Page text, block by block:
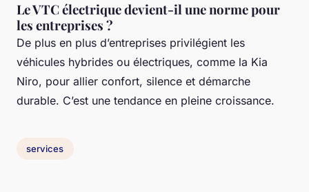
Le VTC électrique devient-il une norme pour
les entreprises ?
De plus en plus d’entreprises privilégient les
véhicules hybrides ou électriques, comme la Kia
Niro, pour allier confort, silence et démarche
durable. C’est une tendance en pleine croissance.
services